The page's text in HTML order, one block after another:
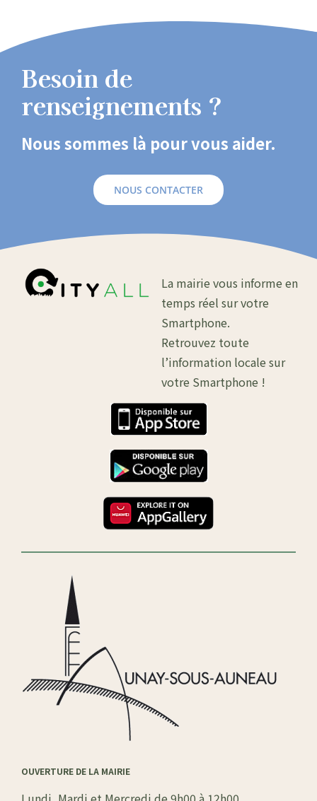
Besoin de
renseignements ?
Nous sommes là pour vous aider.
NOUS CONTACTER
La mairie vous informe en
temps réel sur votre
Smartphone.
Retrouvez toute
l’information locale sur
votre Smartphone !
OUVERTURE DE LA MAIRIE